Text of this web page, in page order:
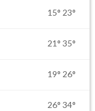
15° 23°
21° 35°
19° 26°
26° 34°